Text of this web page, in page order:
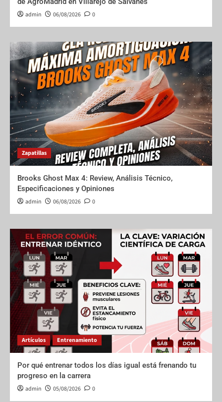
admin 06/08/2026 0
Zapatillas
Brooks Ghost Max 4: Review, Análisis Técnico,
Especificaciones y Opiniones
admin 06/08/2026 0
Artículos Entrenamiento
Por qué entrenar todos los días igual está frenando tu
progreso en la carrera
admin 05/08/2026 0